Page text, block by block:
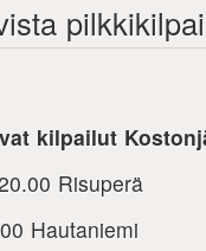
kilpailut
Risuperä
Hautaniemi